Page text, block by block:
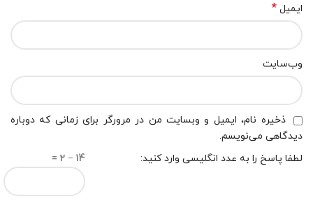
ایمیل *
وب‌سایت
ذخیره نام، ایمیل و وبسایت من در مرورگر برای زمانی که دوباره
دیدگاهی می‌نویسم.
لطفا پاسخ را به عدد انگلیسی وارد کنید:
14 − 2 =